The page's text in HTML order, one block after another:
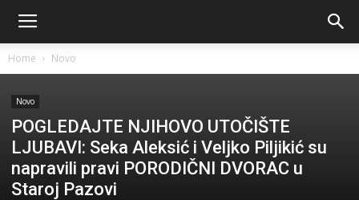
Home Novo
Novo
POGLEDAJTE NJIHOVO UTOČIŠTE
LJUBAVI: Seka Aleksić i Veljko Piljikić su
napravili pravi PORODIČNI DVORAC u
Staroj Pazovi